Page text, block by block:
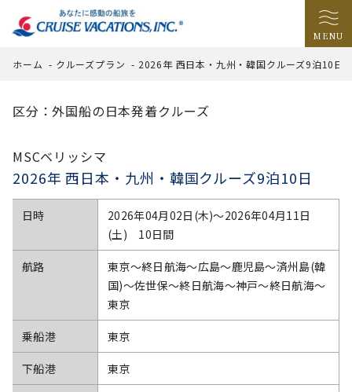
MENU
ホーム - クルーズプラン - 2026年 西日本・九州・韓国クルーズ9泊10日
区分：外国船の日本発着クルーズ
MSCベリッシマ
2026年 西日本・九州・韓国クルーズ9泊10日
日時
2026年04月02日(木)〜2026年04月11日
(土) 10日間
航路
東京～終日航海～広島～鹿児島～済州島(韓
国)～佐世保～終日航海～神戸～終日航海～
東京
乗船港 東京
下船港 東京